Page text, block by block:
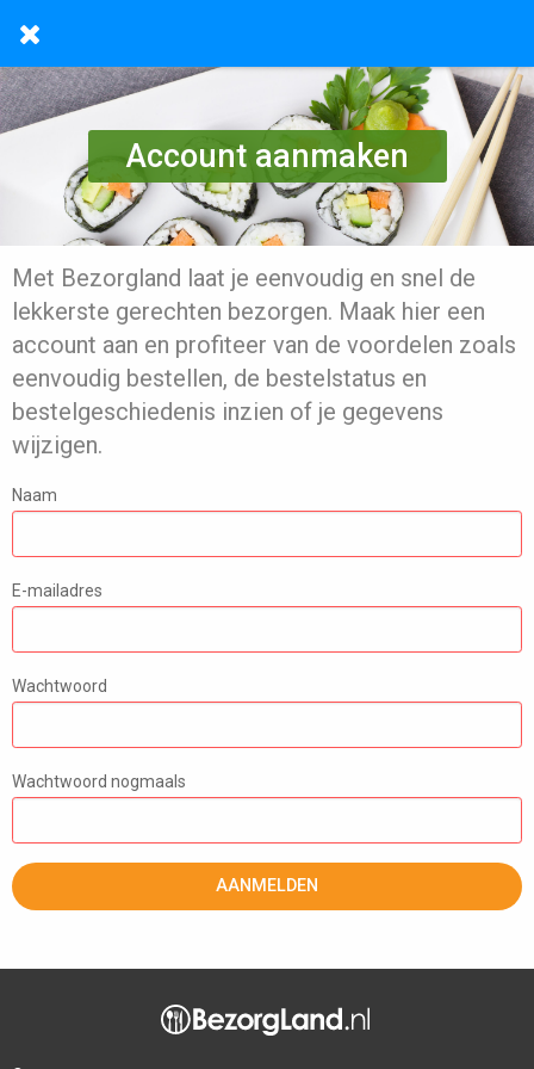
Account aanmaken
Met Bezorgland laat je eenvoudig en snel de
lekkerste gerechten bezorgen. Maak hier een
account aan en profiteer van de voordelen zoals
eenvoudig bestellen, de bestelstatus en
bestelgeschiedenis inzien of je gegevens
wijzigen.
Naam
E-mailadres
Wachtwoord
Wachtwoord nogmaals
AANMELDEN